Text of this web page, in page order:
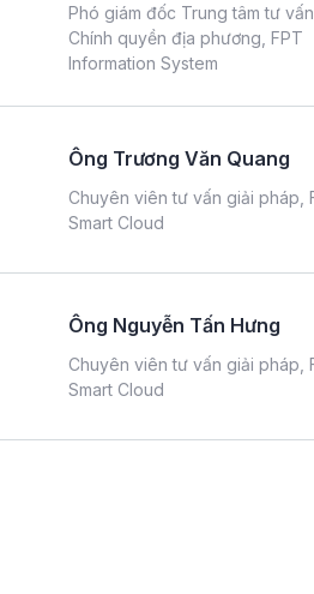
Phó giám đốc Trung tâm tư
Chính quyền địa phương, FPT
Information System
Ông Trương Văn Quang
Chuyên viên tư vấn giải pháp,
Smart Cloud
Ông Nguyễn Tấn Hưng
Chuyên viên tư vấn giải pháp,
Smart Cloud